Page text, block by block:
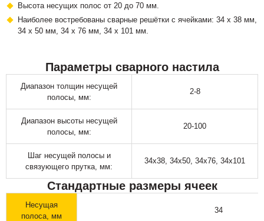
Высота несущих полос от 20 до 70 мм.
Наиболее востребованы сварные решётки с ячейками: 34 х 38 мм,
34 х 50 мм, 34 х 76 мм, 34 х 101 мм.
Параметры сварного настила
Диапазон толщин несущей
полосы, мм:
2-8
Диапазон высоты несущей
полосы, мм:
20-100
Шаг несущей полосы и
связующего прутка, мм:
34х38, 34х50, 34х76, 34х101
Стандартные размеры ячеек
Несущая
полоса, мм
34